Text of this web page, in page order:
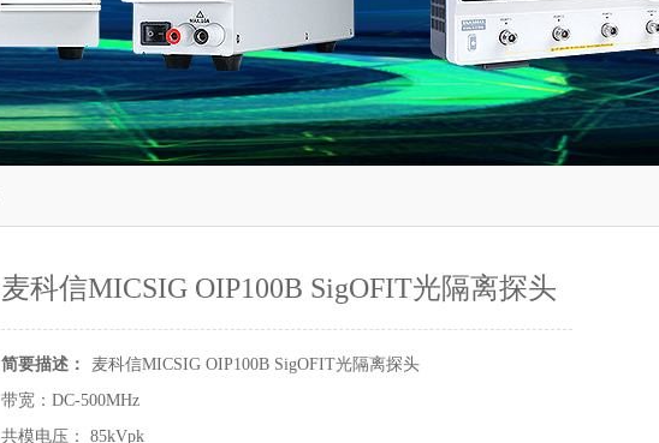
麦科信MICSIG OIP100B SigOFIT光隔离探头
简要描述：
麦科信MICSIG OIP100B SigOFIT光隔离探头
带宽：DC-500MHz
共模电压： 85kVpk